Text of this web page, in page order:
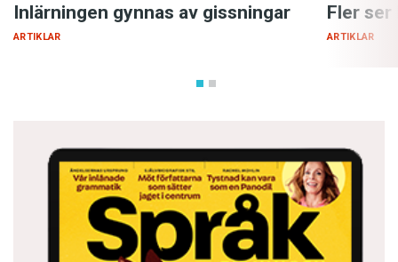
Inlärningen gynnas av gissningar
ARTIKLAR
Fler
ARTIKLAR